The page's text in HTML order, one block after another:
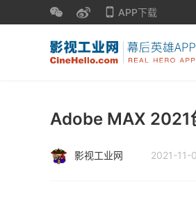
APP下载
Adobe MAX 2021
影视工业网 2021-11-